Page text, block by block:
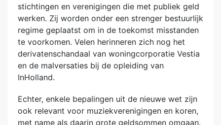
stichtingen en verenigingen die met publiek geld
werken. Zij worden onder een strenger bestuurlijk
regime geplaatst om in de toekomst misstanden
te voorkomen. Velen herinneren zich nog het
derivatenschandaal van woningcorporatie Vestia
en de malversaties bij de opleiding van
InHolland.
Echter, enkele bepalingen uit de nieuwe wet zijn
ook relevant voor muziekverenigingen en koren,
met name als daarin grote geldsommen omgaan.